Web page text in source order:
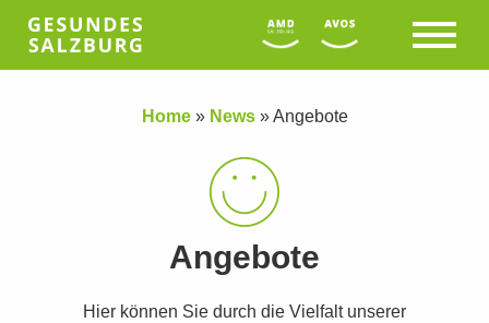
Home» News»Angebote
Angebote
Hier können Sie durch die Vielfalt unserer